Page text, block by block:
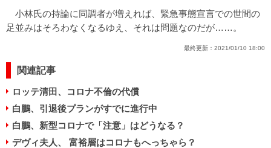
小林氏の持論に同調者が増えれば、緊急事態宣言での世間の
足並みはそろわなくなるゆえ、それは問題なのだが……。
最終更新： 2021/01/10 18:00
関連記事
ロッテ清田、コロナ不倫の代償
白鵬、引退後プランがすでに進行中
白鵬、新型コロナで「注意」はどうなる？
デヴィ夫人、 富裕層はコロナもへっちゃら？